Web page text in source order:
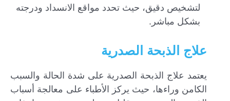
لتشخيص دقيق، حيث تحدد مواقع الانسداد ودرجته
بشكل مباشر.
علاج الذبحة الصدرية
يعتمد علاج الذبحة الصدرية على شدة الحالة والسبب
الكامن وراءها، حيث يركز الأطباء على معالجة أسباب